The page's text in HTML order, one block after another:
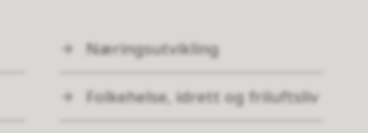
Næringsutvikling
Folkehelse, idrett og friluftsliv